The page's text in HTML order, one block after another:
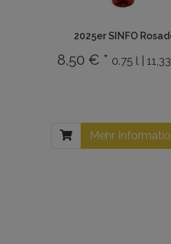
2025er SINFO
8,50 € * 0.75 l |
Mehr